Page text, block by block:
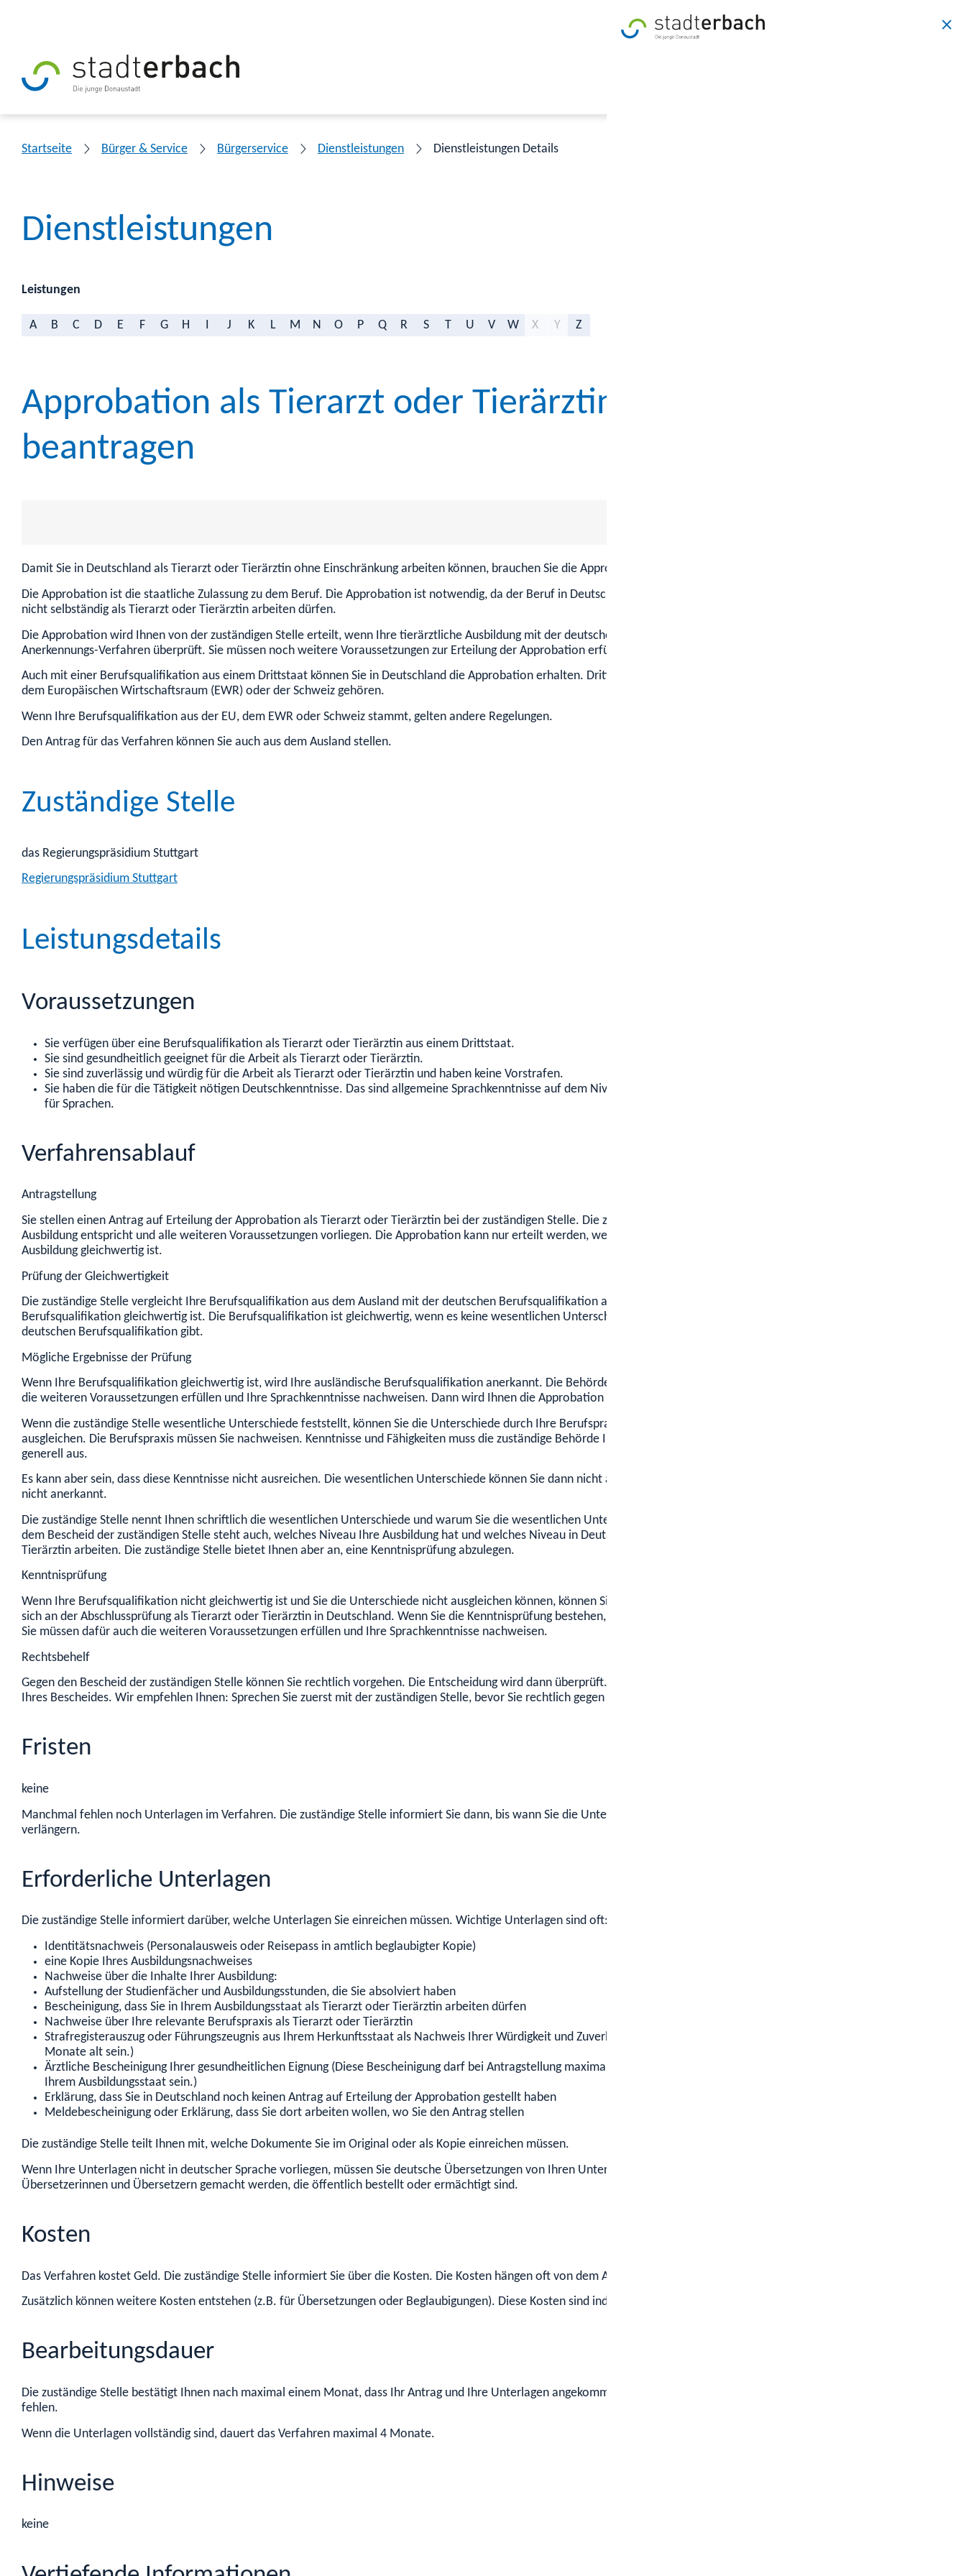
Startseite Bürger & Service Bürgerservice Dienstleistungen Dienstleistungen Details
Dienstleistungen
Leistungen
A B C D E F G H J K L M N O P Q R S T U V W X Y Z
Approbation als Tierarzt oder Tierärztin aus Drittstaaten
beantragen
Damit Sie in Deutschland als Tierarzt oder Tierärztin ohne Einschränkung arbeiten können, brauchen Sie die Approbation.
Die Approbation ist die staatliche Zulassung zu dem Beruf. Die Approbation ist notwendig, da der Beruf in Deutschland reglementiert ist. Das bedeutet, dass Sie ohne Approbation
nicht selbständig als Tierarzt oder Tierärztin arbeiten dürfen.
Die Approbation wird Ihnen von der zuständigen Stelle erteilt, wenn Ihre tierärztliche Ausbildung mit der deutschen Ausbildung gleichwertig ist. Die Gleichwertigkeit wird im
Anerkennungs-Verfahren überprüft. Sie müssen noch weitere Voraussetzungen zur Erteilung der Approbation erfüllen.
Auch mit einer Berufsqualifikation aus einem Drittstaat können Sie in Deutschland die Approbation erhalten. Drittstaaten sind alle Staaten, die nicht zur Europäischen Union (EU),
dem Europäischen Wirtschaftsraum (EWR) oder der Schweiz gehören.
Wenn Ihre Berufsqualifikation aus der EU, dem EWR oder Schweiz stammt, gelten andere Regelungen.
Den Antrag für das Verfahren können Sie auch aus dem Ausland stellen.
Zuständige Stelle
das Regierungspräsidium Stuttgart
Regierungspräsidium Stuttgart
Leistungsdetails
Voraussetzungen
Sie verfügen über eine Berufsqualifikation als Tierarzt oder Tierärztin aus einem Drittstaat.
Sie sind gesundheitlich geeignet für die Arbeit als Tierarzt oder Tierärztin.
Sie sind zuverlässig und würdig für die Arbeit als Tierarzt oder Tierärztin und haben keine Vorstrafen.
Sie haben die für die Tätigkeit nötigen Deutschkenntnisse. Das sind allgemeine Sprachkenntnisse auf dem Niveau B2 nach dem Gemeinsamen Europäischen Referenzrahmen
für Sprachen.
Verfahrensablauf
Antragstellung
Sie stellen einen Antrag auf Erteilung der Approbation als Tierarzt oder Tierärztin bei der zuständigen Stelle. Die zuständige Stelle überprüft, ob Ihre Ausbildung der deutschen
Ausbildung entspricht und alle weiteren Voraussetzungen vorliegen. Die Approbation kann nur erteilt werden, wenn Ihre Ausbildung aus einem Drittstaat mit der deutschen
Ausbildung gleichwertig ist.
Prüfung der Gleichwertigkeit
Die zuständige Stelle vergleicht Ihre Berufsqualifikation aus dem Ausland mit der deutschen Berufsqualifikation als Tierarzt oder Tierärztin. Die zuständige Stelle prüft, ob Ihre
Berufsqualifikation gleichwertig ist. Die Berufsqualifikation ist gleichwertig, wenn es keine wesentlichen Unterschiede zwischen Ihrer ausländischen Berufsqualifikation und der
deutschen Berufsqualifikation gibt.
Mögliche Ergebnisse der Prüfung
Wenn Ihre Berufsqualifikation gleichwertig ist, wird Ihre ausländische Berufsqualifikation anerkannt. Die Behörde kann Ihnen das Ergebnis schriftlich bestätigen. Sie müssen noch
die weiteren Voraussetzungen erfüllen und Ihre Sprachkenntnisse nachweisen. Dann wird Ihnen die Approbation als Tierarzt oder Tierärztin erteilt.
Wenn die zuständige Stelle wesentliche Unterschiede feststellt, können Sie die Unterschiede durch Ihre Berufspraxis und andere Kenntnisse und Fähigkeiten als Tierarzt
ausgleichen. Die Berufspraxis müssen Sie nachweisen. Kenntnisse und Fähigkeiten muss die zuständige Behörde Ihres Herkunftslandes bescheinigen. Diese Bestätigung reicht
generell aus.
Es kann aber sein, dass diese Kenntnisse nicht ausreichen. Die wesentlichen Unterschiede können Sie dann nicht ausgleichen. Ihre ausländische Berufsqualifikation wird dann
nicht anerkannt.
Die zuständige Stelle nennt Ihnen schriftlich die wesentlichen Unterschiede und warum Sie die wesentlichen Unterschiede nicht durch Ihre Berufspraxis ausgleichen können. In
dem Bescheid der zuständigen Stelle steht auch, welches Niveau Ihre Ausbildung hat und welches Niveau in Deutschland notwendig ist. Sie dürfen dann nicht als Tierarzt oder
Tierärztin arbeiten. Die zuständige Stelle bietet Ihnen aber an, eine Kenntnisprüfung abzulegen.
Kenntnisprüfung
Wenn Ihre Berufsqualifikation nicht gleichwertig ist und Sie die Unterschiede nicht ausgleichen können, können Sie eine Kenntnisprüfung ablegen. Die Kenntnisprüfung orientiert
sich an der Abschlussprüfung als Tierarzt oder Tierärztin in Deutschland. Wenn Sie die Kenntnisprüfung bestehen, erteilt man Ihnen die Approbation als Tierarzt oder Tierärztin.
Sie müssen dafür auch die weiteren Voraussetzungen erfüllen und Ihre Sprachkenntnisse nachweisen.
Rechtsbehelf
Gegen den Bescheid der zuständigen Stelle können Sie rechtlich vorgehen. Die Entscheidung wird dann überprüft. Details dazu stehen in der Rechtsbehelfsbelehrung am Ende
Ihres Bescheides. Wir empfehlen Ihnen: Sprechen Sie zuerst mit der zuständigen Stelle, bevor Sie rechtlich gegen die Entscheidung vorgehen.
Fristen
keine
Manchmal fehlen noch Unterlagen im Verfahren. Die zuständige Stelle informiert Sie dann, bis wann Sie die Unterlagen nachreichen müssen. Das Verfahren kann sich dadurch
verlängern.
Erforderliche Unterlagen
Die zuständige Stelle informiert darüber, welche Unterlagen Sie einreichen müssen. Wichtige Unterlagen sind oft:
Identitätsnachweis (Personalausweis oder Reisepass in amtlich beglaubigter Kopie)
eine Kopie Ihres Ausbildungsnachweises
Nachweise über die Inhalte Ihrer Ausbildung:
Aufstellung der Studienfächer und Ausbildungsstunden, die Sie absolviert haben
Bescheinigung, dass Sie in Ihrem Ausbildungsstaat als Tierarzt oder Tierärztin arbeiten dürfen
Nachweise über Ihre relevante Berufspraxis als Tierarzt oder Tierärztin
Strafregisterauszug oder Führungszeugnis aus Ihrem Herkunftsstaat als Nachweis Ihrer Würdigkeit und Zuverlässigkeit (Dieser Nachweis darf bei Antragstellung maximal 3
Monate alt sein.)
Ärztliche Bescheinigung Ihrer gesundheitlichen Eignung (Diese Bescheinigung darf bei Antragstellung maximal 3 Monate alt sein. Der Nachweis kann von einer Behörde aus
Ihrem Ausbildungsstaat sein.)
Erklärung, dass Sie in Deutschland noch keinen Antrag auf Erteilung der Approbation gestellt haben
Meldebescheinigung oder Erklärung, dass Sie dort arbeiten wollen, wo Sie den Antrag stellen
Die zuständige Stelle teilt Ihnen mit, welche Dokumente Sie im Original oder als Kopie einreichen müssen.
Wenn Ihre Unterlagen nicht in deutscher Sprache vorliegen, müssen Sie deutsche Übersetzungen von Ihren Unterlagen einreichen. Die Übersetzungen müssen von
Übersetzerinnen und Übersetzern gemacht werden, die öffentlich bestellt oder ermächtigt sind.
Kosten
Das Verfahren kostet Geld. Die zuständige Stelle informiert Sie über die Kosten. Die Kosten hängen oft von dem Aufwand für die Bearbeitung ab.
Zusätzlich können weitere Kosten entstehen (z.B. für Übersetzungen oder Beglaubigungen). Diese Kosten sind individuell unterschiedlich.
Bearbeitungsdauer
Die zuständige Stelle bestätigt Ihnen nach maximal einem Monat, dass Ihr Antrag und Ihre Unterlagen angekommen sind. Die zuständige Stelle teilt Ihnen mit, wenn Unterlagen
fehlen.
Wenn die Unterlagen vollständig sind, dauert das Verfahren maximal 4 Monate.
Hinweise
keine